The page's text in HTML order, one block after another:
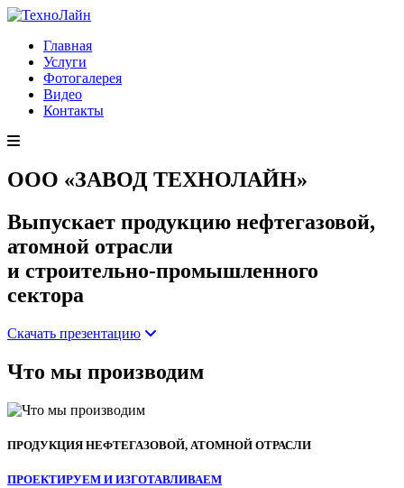
Главная
Услуги
Фотогалерея
Видео
Контакты
ООО «ЗАВОД ТЕХНОЛАЙН»
Выпускает продукцию нефтегазовой,
атомной отрасли
и строительно-промышленного
сектора
Скачать презентацию
Что мы производим
ПРОДУКЦИЯ НЕФТЕГАЗОВОЙ, АТОМНОЙ ОТРАСЛИ
ПРОЕКТИРУЕМ И ИЗГОТАВЛИВАЕМ